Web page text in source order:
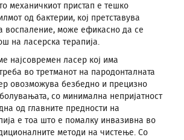
механичкиот пристап е тешко
од бактерии, кој претставува
воспаление, може ефикасно да се
на ласерска терапија.
најсовремен ласер кој има
во третманот на пародонталната
овозможува безбедно и прецизно
со минимална непријатност
од главните предности на
е тоа што е помалку инвазивна во
методи на чистење. Со